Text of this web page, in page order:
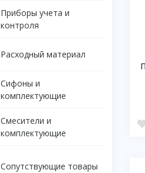
Приборы учета и
контроля
Расходный материал
Сифоны и
комплектующие
Смесители и
комплектующие
Сопутствующие товары